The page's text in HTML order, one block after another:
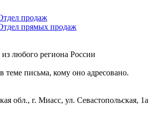
продаж
прямых продаж
любого региона России
теме письма, кому оно адресовано.
обл., г. Миасс, ул. Севастопольская, 1а